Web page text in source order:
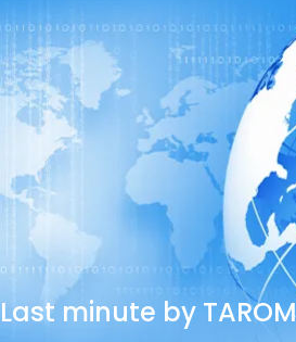
Last minute by TAROM